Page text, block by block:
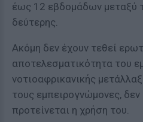
έως 12 εβδομάδων μεταξύ
δεύτερης.
Ακόμη δεν έχουν τεθεί
αποτελεσματικότητα του
νοτιοαφρικανικής
τους εμπειρογνώμονες,
προτείνεται η χρήση του.